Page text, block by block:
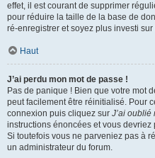
effet, il est courant de supprimer
pour réduire la taille de la base de
ré-enregistrer et soyez plus investi sur
Haut
J’ai perdu mon mot de passe !
Pas de panique ! Bien que votre mot
peut facilement être réinitialisé. Pour
connexion puis cliquez sur J’ai oublié
instructions énoncées et vous
Si toutefois vous ne parveniez pas à
un administrateur du forum.